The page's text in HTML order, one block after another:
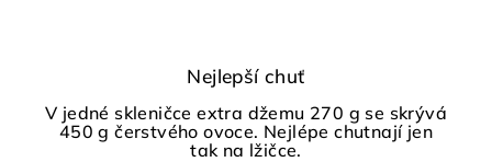
Nejlepší chuť
V jedné skleničce extra džemu 270 g se skrývá
450 g čerstvého ovoce. Nejlépe chutnají jen
tak na lžičce.